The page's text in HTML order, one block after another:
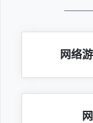
————
网络